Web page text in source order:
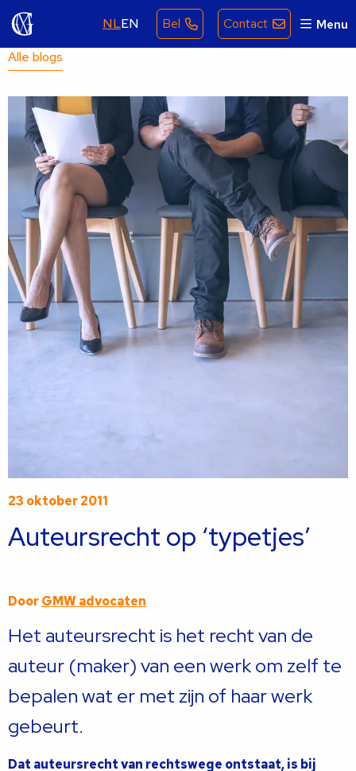
NLEN Bel Contact Menu
Alle blogs
23 oktober 2011
Auteursrecht op ‘typetjes’
DoorGMW advocaten
Het auteursrecht is het recht van de
auteur (maker) van een werk om zelf te
bepalen wat er met zijn of haar werk
gebeurt.
Dat auteursrecht van rechtswege ontstaat, is bij